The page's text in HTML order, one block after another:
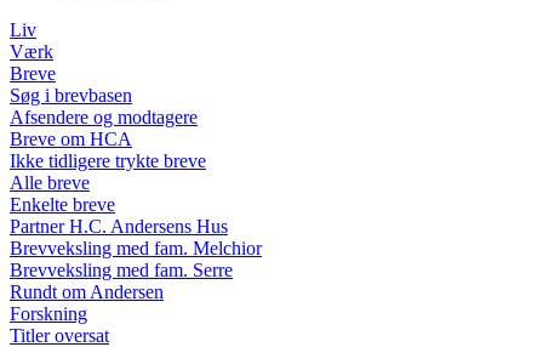
Liv
Værk
Breve
Søg i brevbasen
Afsendere og modtagere
Breve om HCA
Ikke tidligere trykte breve
Alle breve
Enkelte breve
Partner H.C. Andersens Hus
Brevveksling med fam. Melchior
Brevveksling med fam. Serre
Rundt om Andersen
Forskning
Titler oversat